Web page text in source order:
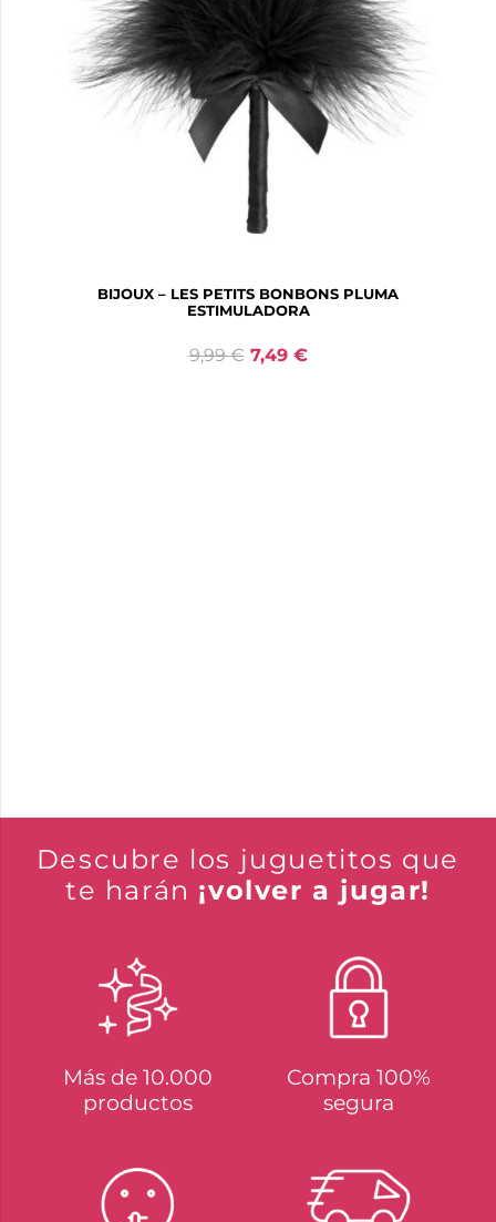
BIJOUX – LES PETITS BONBONS PLUMA
ESTIMULADORA
9,99€ 7,49 €
Descubre los juguetitos que
te harán ¡volver a jugar!
Más de 10.000
productos
Compra 100%
segura